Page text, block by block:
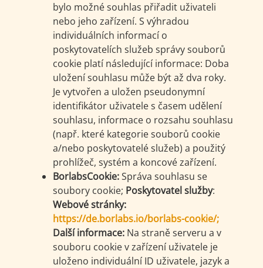
bylo možné souhlas přiřadit uživateli
nebo jeho zařízení. S výhradou
individuálních informací o
poskytovatelích služeb správy souborů
cookie platí následující informace: Doba
uložení souhlasu může být až dva roky.
Je vytvořen a uložen pseudonymní
identifikátor uživatele s časem udělení
souhlasu, informace o rozsahu souhlasu
(např. které kategorie souborů cookie
a/nebo poskytovatelé služeb) a použitý
prohlížeč, systém a koncové zařízení.
BorlabsCookie:Správa souhlasu se
soubory cookie; Poskytovatel služby:
Webové stránky:
https://de.borlabs.io/borlabs-cookie/;
Další informace: Na straně serveru a v
souboru cookie v zařízení uživatele je
uloženo individuální ID uživatele, jazyk a